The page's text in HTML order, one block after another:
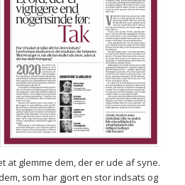
at glemme dem, der er ude af syne.
som har gjort en stor indsats og